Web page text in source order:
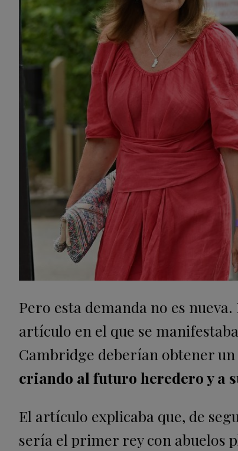
Pero esta demanda no es nueva.
artículo en el que se
Cambridge deberían obtener
criando al futuro heredero y a
El artículo explicaba que, de
sería el primer rey con abuelos